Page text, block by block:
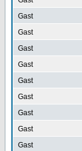
Gast
Gast
Gast
Gast
Gast
Gast
Gast
Gast
Gast